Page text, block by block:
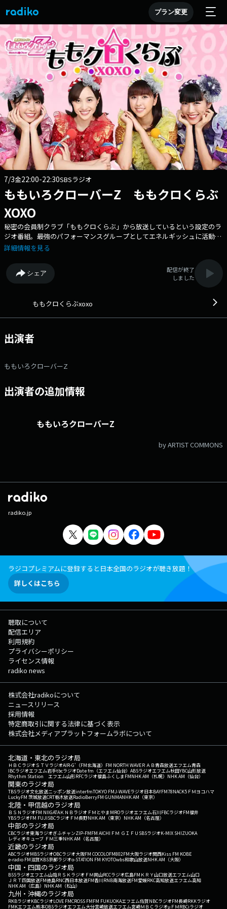
プラン変更
7/3金22:00-22:30SBSラジオ
ももいろクローバーZ ももクロくらぶ
XOXO
秘密の会員制クラブ「ももクロくらぶ」から放送しているという設定のラ
ジオ番組。最強のパフォーマンスグループとしてエネルギッシュに活動を
続ける“ももクロ”の魅力がぎっしりつまった番組です。
詳細情報を見る
シェア
配信が終了
しました
ももクロくらぶxoxo
出演者
ももいろクローバーZ
出演者の追加情報
ももいろクローバーZ
by ARTIST COMMONS
radiko.jp
ラジコプレミアムに登録すると日本全国のラジオが聴き放題！
詳しくはこちら
聴取について
配信エリア
利用規約
プライバシーポリシー
ライセンス情報
radiko news
株式会社radikoについて
ニュースリリース
採用情報
特定商取引に関する法律に基づく表示
株式会社メディアプラットフォームラボについて
北海道・東北のラジオ局
ＨＢＣラジオＳＴＶラジオAIR-G'（FM北海道） FM NORTH WAVEＲＡＢ青森放送エフエム青森
IBCラジオエフエム岩手tbcラジオDate fm（エフエム仙台） ABSラジオエフエム秋田YBC山形放送
Rhythm Station エフエム山形RFCラジオ福島ふくしまFMNHK AM（札幌） NHK AM（仙台）
関東のラジオ局
TBSラジオ文化放送ニッポン放送interfmTOKYO FMJ-WAVEラジオ日本BAYFM78NACK5 ＦＭヨコハマ
LuckyFM 茨城放送CRT栃木放送RadioBerryFM GUNMANHK AM（東京）
北陸・甲信越のラジオ局
ＢＳＮラジオFM NIIGATAＫＮＢラジオ ＦＭとやまMROラジオエフエム石川FBCラジオFM福井
YBSラジオFM FUJISBCラジオ ＦＭ長野NHK AM（東京） NHK AM（名古屋）
中部のラジオ局
CBCラジオ東海ラジオぎふチャンZIP-FMFM AICHI ＦＭ ＧＩＦＵ SBSラジオK-MIX SHIZUOKA
レディオキューブ ＦＭ三重NHK AM（名古屋）
近畿のラジオ局
ABCラジオMBSラジオOBCラジオ大阪FM COCOLOFM802FM大阪ラジオ関西Kiss FM KOBE
e-radio FM滋賀KBS京都ラジオα-STATION FM KYOTOwbs和歌山放送NHK AM（大阪）
中国・四国のラジオ局
BSSラジオエフエム山陰ＲＳＫラジオ ＦＭ岡山RCCラジオ広島FM ＫＲＹ山口放送エフエム山口
ＪＲＴ四国放送FM徳島RNC西日本放送FM香川RNB南海放送FM愛媛RKC高知放送エフエム高知
NHK AM（広島） NHK AM（松山）
九州・沖縄のラジオ局
RKBラジオKBCラジオLOVE FMCROSS FMFM FUKUOKAエフエム佐賀NBCラジオFM長崎RKKラジオ
FMKエフエム熊本OBSラジオエフエム大分宮崎放送エフエム宮崎ＭＢＣラジオμＦＭRBCiラジオ